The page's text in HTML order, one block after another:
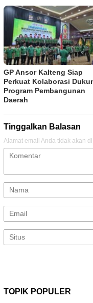
GP Ansor Kalteng Siap
Perkuat Kolaborasi
Program Pembangunan
Daerah
Tinggalkan Balasan
Alamat email Anda tidak akan
TOPIK POPULER